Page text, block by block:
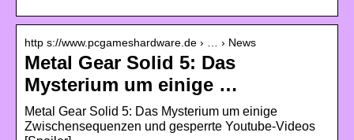
http s://www.pcgameshardware.de › … › News
Metal Gear Solid 5: Das
Mysterium um einige …
Metal Gear Solid 5: Das Mysterium um einige
Zwischensequenzen und gesperrte Youtube-Videos